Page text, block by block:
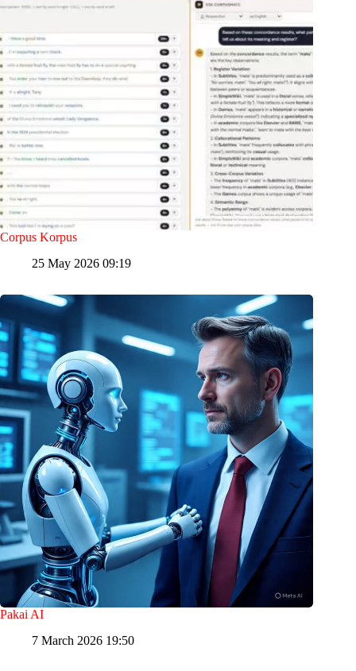
Corpus Korpus
25 May 2026 09:19
Pakai AI
7 March 2026 19:50